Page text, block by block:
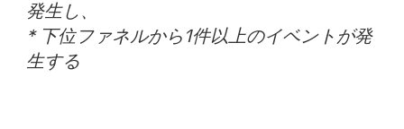
発生し、
* 下位ファネルから1件以上のイベントが発
生する